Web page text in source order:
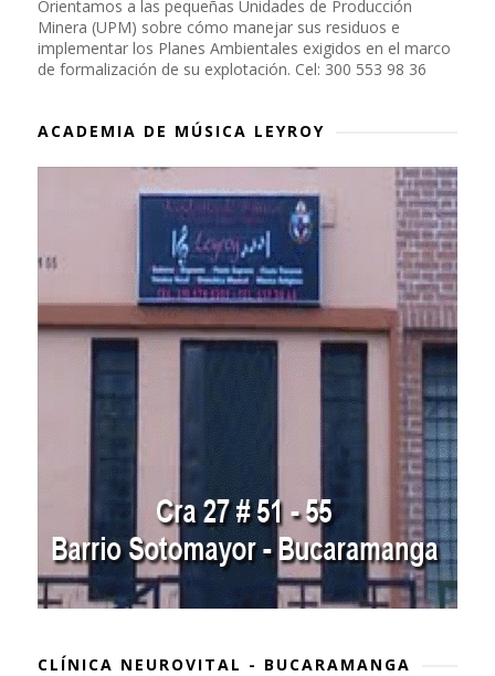
Orientamos a las pequeñas Unidades de Producción
Minera (UPM) sobre cómo manejar sus residuos e
implementar los Planes Ambientales exigidos en el marco
de formalización de su explotación. Cel: 300 553 98 36
ACADEMIA DE MÚSICA LEYROY
CLÍNICA NEUROVITAL - BUCARAMANGA